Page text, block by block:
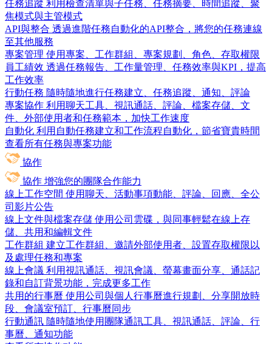
任務追蹤 利用檢查清單與子任務、任務摘要、時間追蹤、聚
焦模式與主管模式
API與整合 透過進階任務自動化的API整合，將您的任務連線
至其他服務
專案管理 使用專案、工作群組、專案規劃、角色、存取權限
員工績效 透過任務報告、工作量管理、任務效率與KPI，提高
工作效率
行動任務 隨時隨地進行任務建立、任務追蹤、通知、評論
專案協作 利用聊天工具、視訊通話、評論、檔案存儲、文
件、外部使用者和任務範本，加快工作速度
自動化 利用自動任務建立和工作流程自動化，節省寶貴時間
查看所有任務與專案功能
協作
協作 增強您的團隊合作能力
線上工作空間 使用聊天、活動事項動能、評論、回應、全公
司影片公告
線上文件與檔案存儲 使用公司雲碟，與同事輕鬆在線上存
儲、共用和編輯文件
工作群組 建立工作群組、邀請外部使用者、設置存取權限以
及處理任務和專案
線上會議 利用視訊通話、視訊會議、螢幕畫面分享、通話記
錄和自訂背景功能，完成更多工作
共用的行事曆 使用公司與個人行事曆進行規劃、分享開放時
段、會議室預訂、行事曆同步
行動通訊 隨時隨地使用團隊通訊工具、視訊通話、評論、行
事曆、通知功能